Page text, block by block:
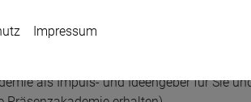
Asset Management GmbH – Baloise –
sowie auf die aktuelle
der Sachwerte abrunden.
als Impuls- und Ideengeber für Sie
Impressum